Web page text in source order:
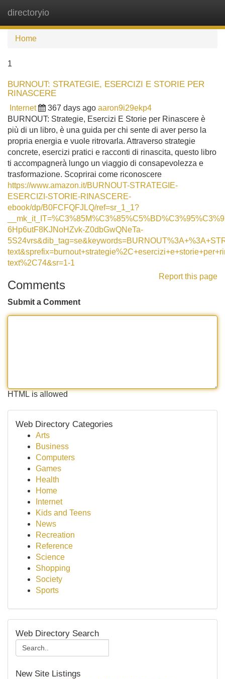
directoryio
Home
1
BURNOUT: STRATEGIE, ESERCIZI E STORIE PER
RINASCERE
Internet 367 days ago aaron9i29ekp4
BURNOUT: Strategie, Esercizi E Storie per Rinascere è
più di un libro, è una guida per chi sente di aver perso la
propria energia e vuole ritrovarla. Attraverso strategie
concrete, esercizi pratici e racconti di rinascita, questo libro
ti accompagnerà lungo un viaggio di consapevolezza e
trasformazione. Scoprirai come riconoscere
https://www.amazon.it/BURNOUT-STRATEGIE-
ESERCIZI-STORIE-RINASCERE-
ebook/dp/B0FCFQFJLQ/ref=sr_1_1?
6Hp6utF8KJNoHZvk-Z0dbGwQNeTa-
text%2C74&sr=1-1
Report this page
Comments
Submit a Comment
HTML is allowed
Web Directory Categories
Arts
Business
Computers
Games
Health
Home
Internet
Kids and Teens
News
Recreation
Reference
Science
Shopping
Society
Sports
Web Directory Search
New Site Listings